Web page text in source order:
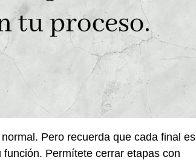
Pero recuerda que cada final es
Permítete cerrar etapas con